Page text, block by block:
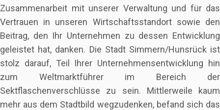
Zusammenarbeit mit unserer Verwaltung und für das
Vertrauen in unseren Wirtschaftsstandort sowie den
Beitrag, den Ihr Unternehmen zu dessen Entwicklung
geleistet hat, danken. Die Stadt Simmern/Hunsrück ist
stolz darauf, Teil Ihrer Unternehmensentwicklung hin
zum Weltmarktführer im Bereich der
Sektflaschenverschlüsse zu sein. Mittlerweile kaum
mehr aus dem Stadtbild wegzudenken, befand sich das